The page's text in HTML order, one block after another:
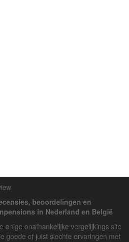
beoordelingen en
in Nederland en België
enige onafhankelijke vergelijkings site
goede of juist slechte ervaringen met